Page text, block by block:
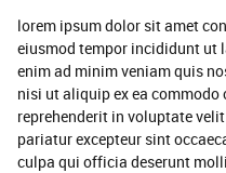
lorem ipsum dolor sit amet
eiusmod tempor incididunt ut
enim ad minim veniam quis
nisi ut aliquip ex ea
reprehenderit in voluptate
pariatur excepteur sint
culpa qui officia deserunt